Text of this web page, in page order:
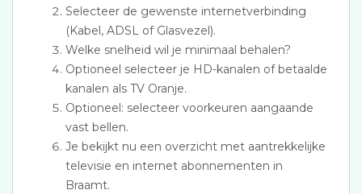
Selecteer de gewenste internetverbinding
(Kabel, ADSL of Glasvezel).
Welke snelheid wil je minimaal behalen?
Optioneel selecteer je HD-kanalen of betaalde
kanalen als TV Oranje.
Optioneel: selecteer voorkeuren aangaande
vast bellen.
Je bekijkt nu een overzicht met aantrekkelijke
televisie en internet abonnementen in
Braamt.